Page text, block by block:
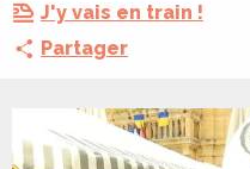
J'y vais en train !
Partager